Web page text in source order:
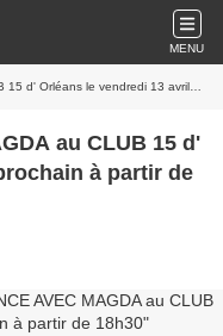
MENU
vendredi 13 avril prochain à partir de 18h30
15 d'